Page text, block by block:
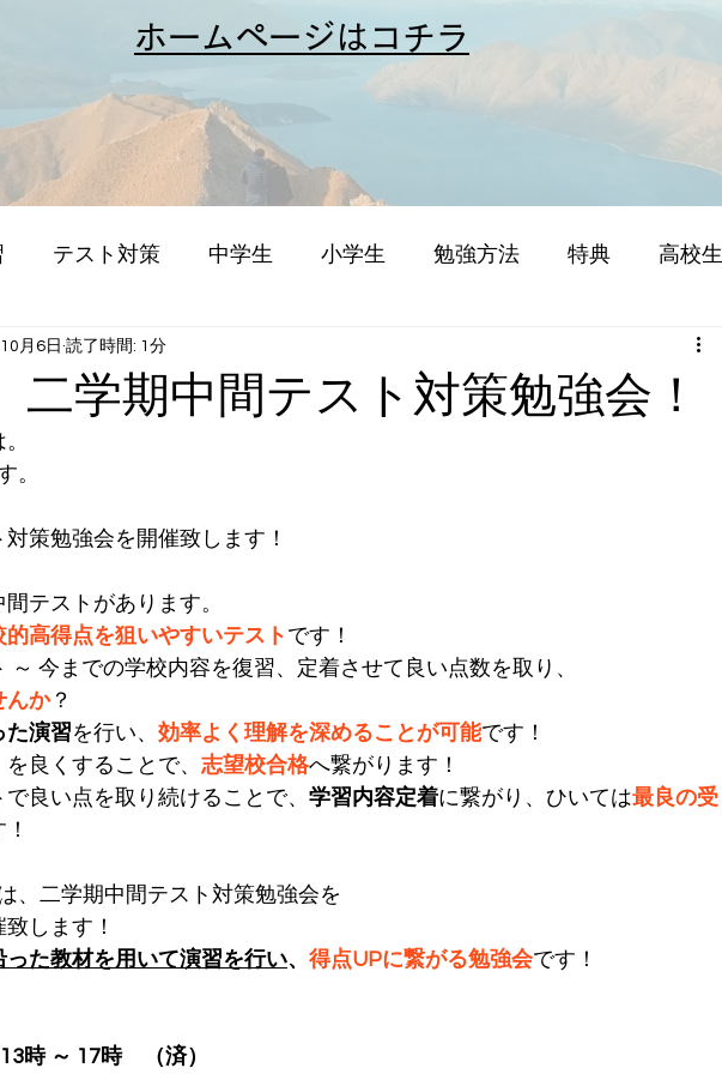
​ホームページはコチラ
テスト対策 中学生 小学生 勉強方法 特典 高校生
二学期中間テスト対策勉強会！
月6日 読了時間: 1分
。
策勉強会を開催致します！
テストがあります。
的高得点を狙いやすいテスト です！
～ 今までの学校内容を復習、定着させて良い点数を取り、
んか？
た演習を行い、 効率よく理解を深めることが可能です！
良くすることで、 志望校合格へ繋がります！
良い点を取り続けることで、 学習内容定着に繋がり、ひいては最良の受
、二学期中間テスト対策勉強会を
します！
た教材を用いて演習を行い、 得点UPに繋がる勉強会です！
時 ～ 17時　（済）